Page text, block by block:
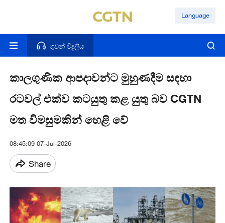
Language
ගුවන් විදුලිය
කාලගුණික ආපදාවන්ට මුහුණදීම සඳහා
රටවල් එක්ව කටයුතු කළ යුතු බව CGTN
මත විමසුමකින් හෙළි වේ
08:45:09 07-Jul-2026
Share